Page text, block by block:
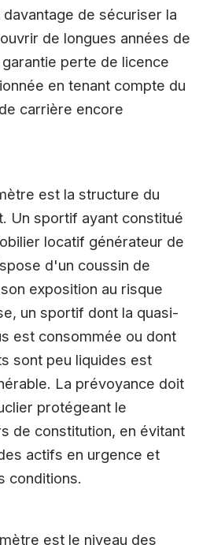
de sécuriser la
de longues années de
perte de licence
en tenant compte du
carrière encore
est la structure du
Un sportif ayant constitué
locatif générateur de
d'un coussin de
exposition au risque
un sportif dont la quasi-
est consommée ou dont
sont peu liquides est
La prévoyance doit
protégeant le
de constitution, en évitant
actifs en urgence et
conditions.
est le niveau des